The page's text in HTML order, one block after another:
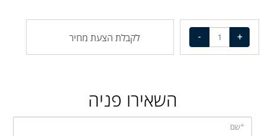
לקבלת הצעת מחיר
השאירו פניה